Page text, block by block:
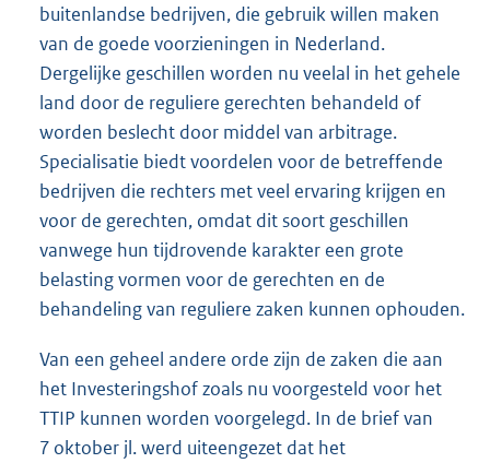
buitenlandse bedrijven, die gebruik willen maken
van de goede voorzieningen in Nederland.
Dergelijke geschillen worden nu veelal in het gehele
land door de reguliere gerechten behandeld of
worden beslecht door middel van arbitrage.
Specialisatie biedt voordelen voor de betreffende
bedrijven die rechters met veel ervaring krijgen en
voor de gerechten, omdat dit soort geschillen
vanwege hun tijdrovende karakter een grote
belasting vormen voor de gerechten en de
behandeling van reguliere zaken kunnen ophouden.
Van een geheel andere orde zijn de zaken die aan
het Investeringshof zoals nu voorgesteld voor het
TTIP kunnen worden voorgelegd. In de brief van
7 oktober jl. werd uiteengezet dat het